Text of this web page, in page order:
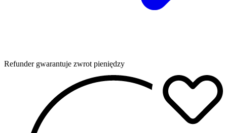
Refunder gwarantuje zwrot pieniędzy